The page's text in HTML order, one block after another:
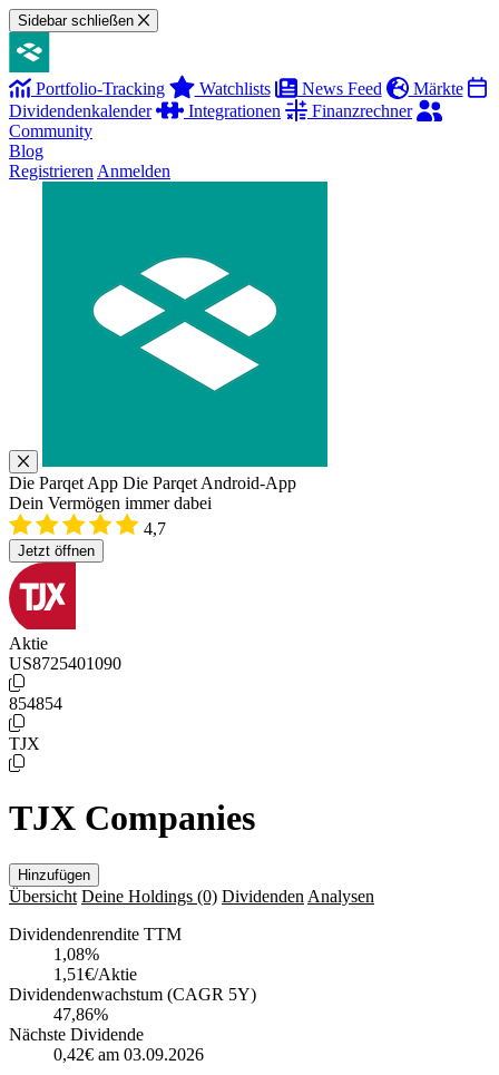
Sidebar schließen
Portfolio-Tracking Watchlists News Feed
Märkte
Dividendenkalender
Integrationen
Finanzrechner
Community
Blog
Registrieren Anmelden
Die Parqet App Die Parqet Android-App
Dein Vermögen immer dabei
4,7
Jetzt öffnen
Aktie
US8725401090
854854
TJX
TJX Companies
Hinzufügen
Übersicht Deine Holdings (0) Dividenden Analysen
Dividendenrendite TTM
1,08%
1,51€/Aktie
Dividendenwachstum (CAGR 5Y)
47,86%
Nächste Dividende
0,42€ am 03.09.2026